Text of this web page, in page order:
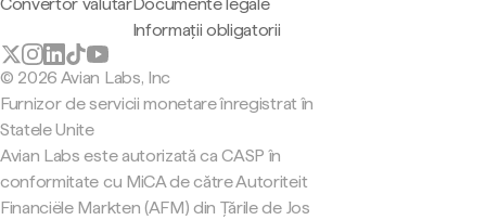
Informații obligatorii
© 2026 Avian Labs, Inc
Furnizor de servicii monetare înregistrat în
Statele Unite
Avian Labs este autorizată ca CASP în
conformitate cu MiCA de către Autoriteit
Financiële Markten (AFM) din Țările de Jos